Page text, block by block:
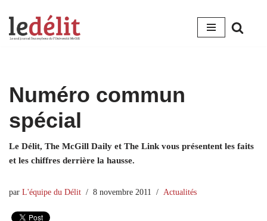
Aller
Numéro commun
spécial
Le Délit, The McGill Daily et The Link vous présentent les faits
et les chiffres derrière la hausse.
par L'équipe du Délit 8 novembre 2011 Actualités